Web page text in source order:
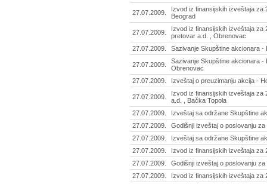
27.07.2009.
Izvod iz finansijskih izveštaja za
Beograd
27.07.2009.
Izvod iz finansijskih izveštaja za
pretovar a.d. , Obrenovac
27.07.2009.
Sazivanje Skupštine akcionara -
27.07.2009.
Sazivanje Skupštine akcionara
Obrenovac
27.07.2009.
Izveštaj o preuzimanju akcija -
27.07.2009.
Izvod iz finansijskih izveštaja za
a.d. , Bačka Topola
27.07.2009.
Izveštaj sa održane Skupštine
27.07.2009.
Godišnji izveštaj o poslovanju
27.07.2009.
Izveštaj sa održane Skupštine
27.07.2009.
Izvod iz finansijskih izveštaja za
27.07.2009.
Godišnji izveštaj o poslovanju
27.07.2009.
Izvod iz finansijskih izveštaja za